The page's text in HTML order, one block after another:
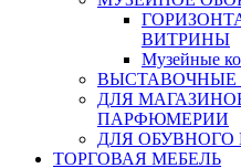
ВИТРИНЫ
Музейные
ВЫСТАВОЧНЫЕ
ДЛЯ
ПАРФЮМЕРИИ
ДЛЯ ОБУВНОГО
ТОРГОВАЯ МЕБЕЛЬ